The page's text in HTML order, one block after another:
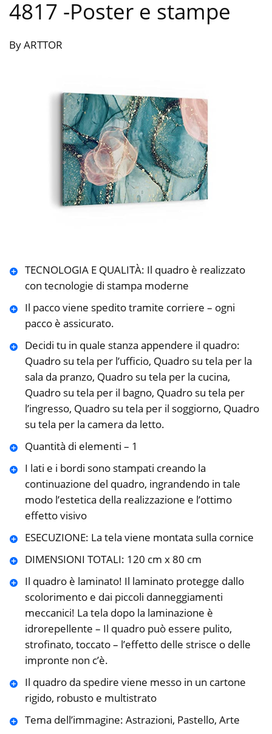
4817 -Poster e stampe
By ARTTOR
TECNOLOGIA E QUALITÀ: Il quadro è realizzato
con tecnologie di stampa moderne
Il pacco viene spedito tramite corriere – ogni
pacco è assicurato.
Decidi tu in quale stanza appendere il quadro:
Quadro su tela per l’ufficio, Quadro su tela per la
sala da pranzo, Quadro su tela per la cucina,
Quadro su tela per il bagno, Quadro su tela per
l’ingresso, Quadro su tela per il soggiorno, Quadro
su tela per la camera da letto.
Quantità di elementi – 1
I lati e i bordi sono stampati creando la
continuazione del quadro, ingrandendo in tale
modo l’estetica della realizzazione e l’ottimo
effetto visivo
ESECUZIONE: La tela viene montata sulla cornice
DIMENSIONI TOTALI: 120 cm x 80 cm
Il quadro è laminato! Il laminato protegge dallo
scolorimento e dai piccoli danneggiamenti
meccanici! La tela dopo la laminazione è
idrorepellente – Il quadro può essere pulito,
strofinato, toccato – l’effetto delle strisce o delle
impronte non c’è.
Il quadro da spedire viene messo in un cartone
rigido, robusto e multistrato
Tema dell’immagine: Astrazioni, Pastello, Arte